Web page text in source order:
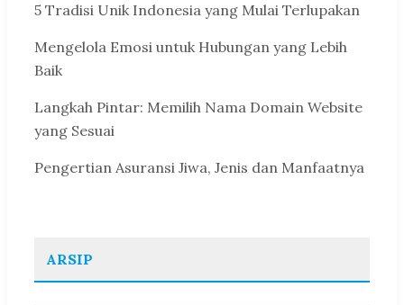
5 Tradisi Unik Indonesia yang Mulai Terlupakan
Mengelola Emosi untuk Hubungan yang Lebih
Baik
Langkah Pintar: Memilih Nama Domain Website
yang Sesuai
Pengertian Asuransi Jiwa, Jenis dan Manfaatnya
ARSIP